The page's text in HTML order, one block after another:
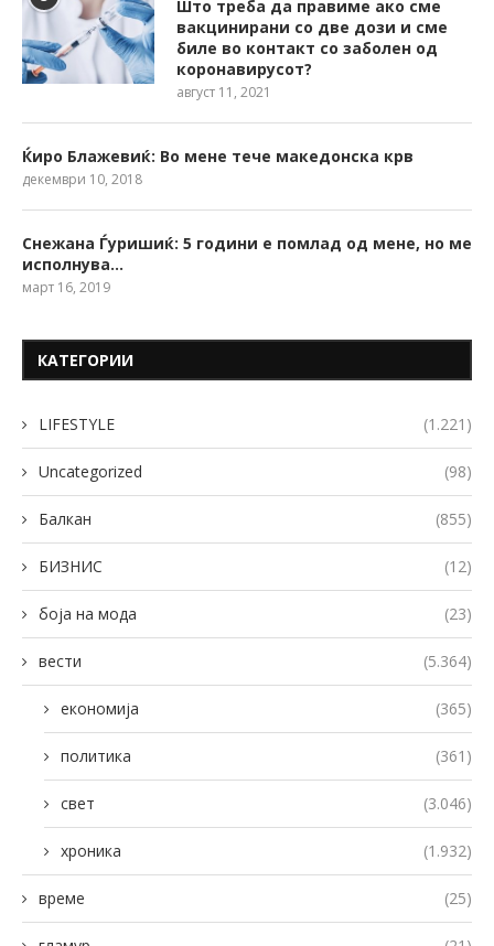
Што треба да правиме ако сме
вакцинирани со две дози и сме
биле во контакт со заболен од
коронавирусот?
август 11, 2021
Ќиро Блажевиќ: Во мене тече македонска крв
декември 10, 2018
Снежана Ѓуришиќ: 5 години е помлад од мене, но ме
исполнува…
март 16, 2019
КАТЕГОРИИ
LIFESTYLE (1.221)
Uncategorized (98)
Балкан (855)
БИЗНИС (12)
боја на мода (23)
вести (5.364)
економија (365)
политика (361)
свет (3.046)
хроника (1.932)
време (25)